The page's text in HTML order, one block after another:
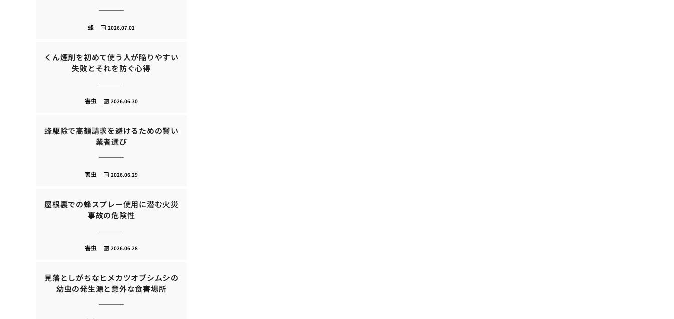
2026.07.01
蜂
くん煙剤を初めて使う人が陥りやすい
失敗とそれを防ぐ心得
2026.06.30
害虫
蜂駆除で高額請求を避けるための賢い
業者選び
2026.06.29
害虫
屋根裏での蜂スプレー使用に潜む火災
事故の危険性
2026.06.28
害虫
見落としがちなヒメカツオブシムシの
幼虫の発生源と意外な食害場所